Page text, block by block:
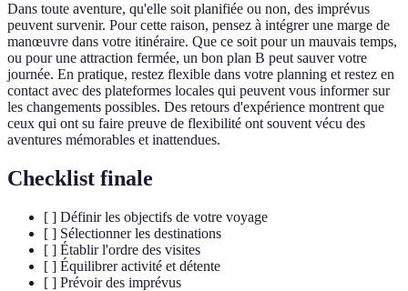
Dans toute aventure, qu'elle soit planifiée ou non, des imprévus
peuvent survenir. Pour cette raison, pensez à intégrer une marge de
manœuvre dans votre itinéraire. Que ce soit pour un mauvais temps,
ou pour une attraction fermée, un bon plan B peut sauver votre
journée. En pratique, restez flexible dans votre planning et restez en
contact avec des plateformes locales qui peuvent vous informer sur
les changements possibles. Des retours d'expérience montrent que
ceux qui ont su faire preuve de flexibilité ont souvent vécu des
aventures mémorables et inattendues.
Checklist finale
[ ] Définir les objectifs de votre voyage
[ ] Sélectionner les destinations
[ ] Établir l'ordre des visites
[ ] Équilibrer activité et détente
[ ] Prévoir des imprévus